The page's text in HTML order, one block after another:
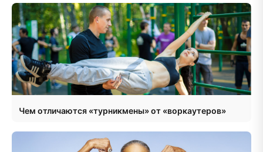
Чем отличаются «турникмены» от «воркаутеров»